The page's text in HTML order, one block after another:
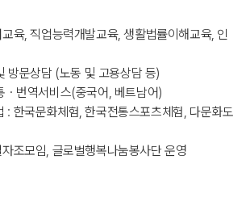
육, 직업능력개발교육, 생활법률이해교육, 인
방문상담 (노동 및 고용상담 등)
ㆍ번역서비스(중국어, 베트남어)
: 한국문화체험, 한국전통스포츠체험, 다문화도
조모임, 글로벌행복나눔봉사단 운영